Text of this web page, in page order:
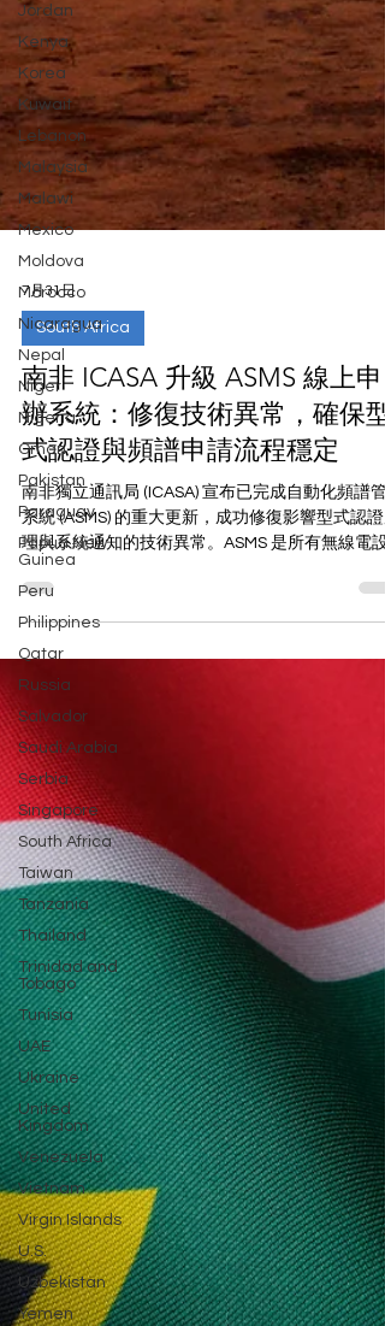
Jordan
Kenya
Korea
Kuwait
Lebanon
Malaysia
Malawi
Mexico
Moldova
Morocco
Nicaragua
Nepal
Niger
Nigeria
Oman
Pakistan
Paraguay
Papua New
Guinea
Peru
Philippines
Qatar
Russia
Salvador
Saudi Arabia
Serbia
Singapore
South Africa
Taiwan
Tanzania
Thailand
Trinidad and
Tobago
Tunisia
UAE
Ukraine
United
Kingdom
Venezuela
Vietnam
Virgin Islands
U.S.
Uzbekistan
Yemen
7月31日
South Africa
南非 ICASA 升級 ASMS 線上申
辦系統：修復技術異常，確保型
式認證與頻譜申請流程穩定
南非獨立通訊局 (ICASA) 宣布已完成自動化頻譜管
系統 (ASMS) 的重大更新，成功修復影響型式認證
理與系統通知的技術異常。ASMS 是所有無線電設
進入南非的必經數位樞紐。本文為您解析系統更新